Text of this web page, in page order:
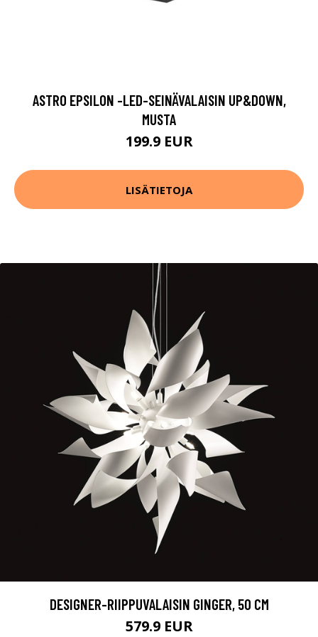
ASTRO EPSILON -LED-SEINÄVALAISIN UP&DOWN,
MUSTA
199.9 EUR
LISÄTIETOJA
DESIGNER-RIIPPUVALAISIN GINGER, 50 CM
579.9 EUR